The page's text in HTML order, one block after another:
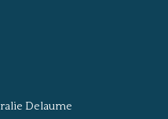
Delaume